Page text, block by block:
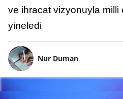
ve ihracat vizyonuyla milli
yineledi
Nur Duman